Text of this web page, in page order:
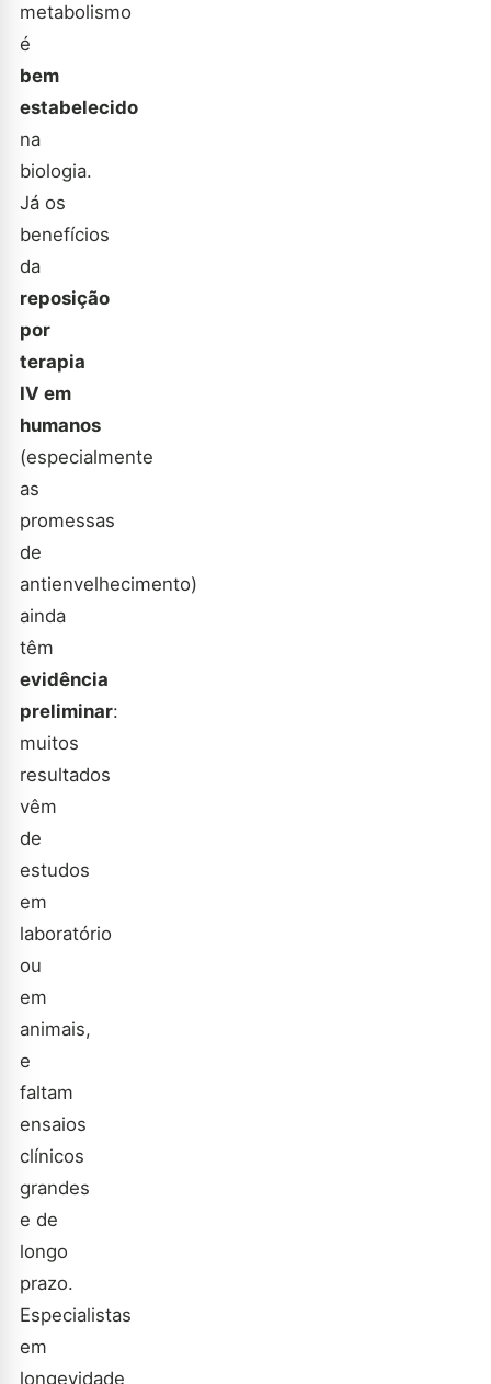
metabolismo
é
bem
estabelecido
na
biologia.
Já os
benefícios
da
reposição
por
terapia
IV em
humanos
(especialmente
as
promessas
de
antienvelhecimento)
ainda
têm
evidência
preliminar:
muitos
resultados
vêm
de
estudos
em
laboratório
ou
em
animais,
e
faltam
ensaios
clínicos
grandes
e de
longo
prazo.
Especialistas
em
longevidade